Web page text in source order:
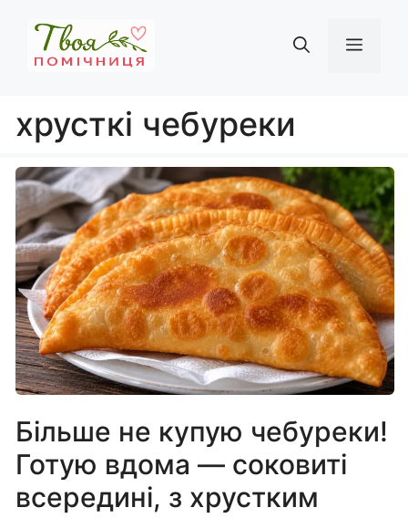
вмісту
хрусткі чебуреки
Більше не купую чебуреки!
Готую вдома — соковиті
всередині, з хрустким